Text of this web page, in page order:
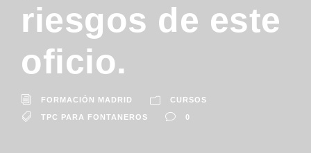
riesgos de este
oficio.
FORMACIÓN MADRID CURSOS
TPC PARA FONTANEROS 0